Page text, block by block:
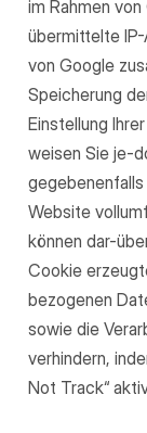
im Rahmen
übermittelte
von Google
Speicherung
Einstellung
weisen Sie je-
Website
können dar-
Cookie
bezogenen
sowie die
verhindern,
Not Track“